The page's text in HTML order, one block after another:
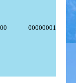
00000001